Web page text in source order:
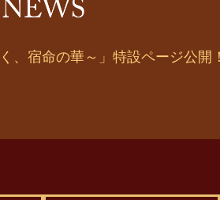
、宿命の華～」特設ページ公開